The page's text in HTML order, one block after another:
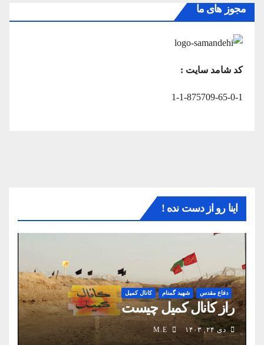
مجوز های ما
کد شامد سایت :
1-1-875709-65-0-1
اینا رو از دست نده !
دفاع مقدس شهید گمنام کانال کمیل
راز کانال کمیل چیست
دی ۲۴, ۱۴۰۳